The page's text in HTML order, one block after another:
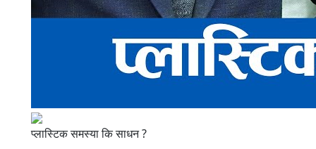
प्लास्टिक समस्या कि साधन ?